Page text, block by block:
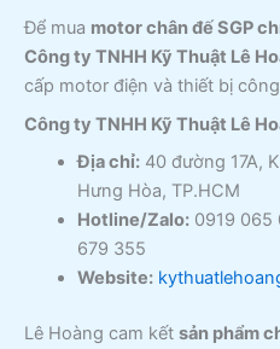
Để mua motor chân đế SGP
Công ty TNHH Kỹ Thuật Lê
cấp motor điện và thiết bị
Công ty TNHH Kỹ Thuật Lê
Địa chỉ:40 đường 17A,
Hưng Hòa, TP.HCM
Hotline/Zalo:0919 065
679 355
Website:
Lê Hoàng cam kết sản phẩm